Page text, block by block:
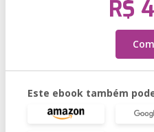
R$
Este ebook também